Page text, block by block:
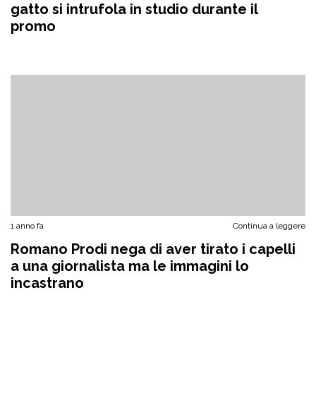
gatto si intrufola in studio durante il
promo
1 anno fa Continua a leggere
Romano Prodi nega di aver tirato i capelli
a una giornalista ma le immagini lo
incastrano